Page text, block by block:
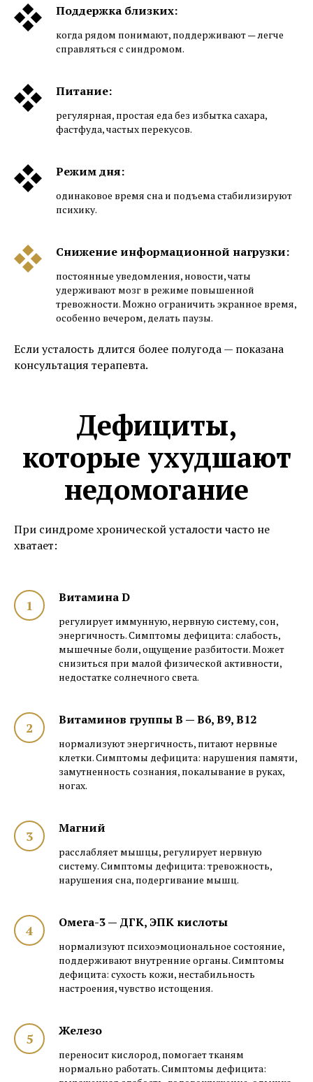
Поддержка близких:
когда рядом понимают, поддерживают — легче
справляться с синдромом.
Питание:
регулярная, простая еда без избытка сахара,
фастфуда, частых перекусов.
Режим дня:
одинаковое время сна и подъема стабилизируют
психику.
Снижение информационной нагрузки:
постоянные уведомления, новости, чаты
удерживают мозг в режиме повышенной
тревожности. Можно ограничить экранное время,
особенно вечером, делать паузы.
Если усталость длится более полугода — показана
консультация терапевта.
Дефициты,
которые ухудшают
недомогание
При синдроме хронической усталости часто не
хватает:
Витамина D
регулирует иммунную, нервную систему, сон,
энергичность. Симптомы дефицита: слабость,
мышечные боли, ощущение разбитости. Может
снизиться при малой физической активности,
недостатке солнечного света.
Витаминов группы B — B6, B9, B12
нормализуют энергичность, питают нервные
клетки. Симптомы дефицита: нарушения памяти,
замутненность сознания, покалывание в руках,
ногах.
Магний
расслабляет мышцы, регулирует нервную
систему. Симптомы дефицита: тревожность,
нарушения сна, подергивание мышц.
Омега-3 — ДГК, ЭПК кислоты
нормализуют психоэмоциональное состояние,
поддерживают внутренние органы. Симптомы
дефицита: сухость кожи, нестабильность
настроения, чувство истощения.
Железо
переносит кислород, помогает тканям
нормально работать. Симптомы дефицита: